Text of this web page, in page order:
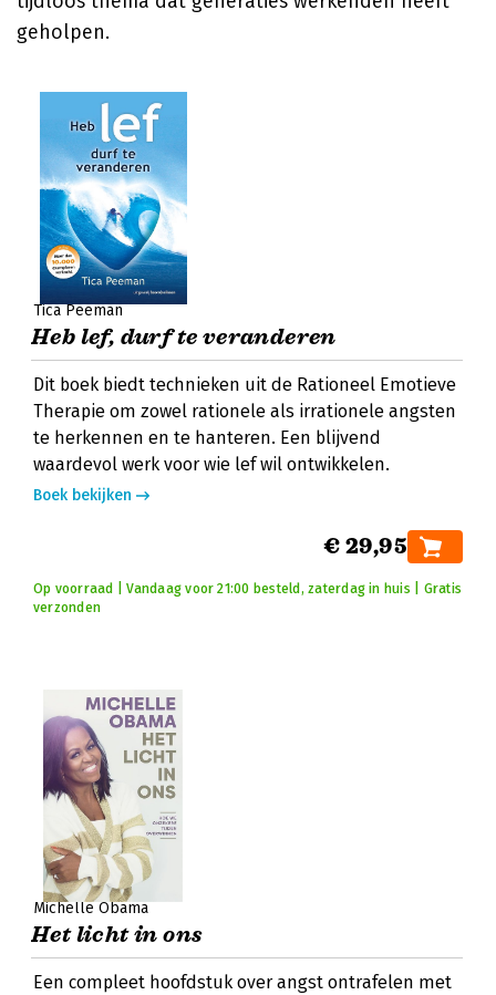
geholpen.
Tica Peeman
Heb lef, durf te veranderen
Dit boek biedt technieken uit de Rationeel Emotieve
Therapie om zowel rationele als irrationele angsten
te herkennen en te hanteren. Een blijvend
waardevol werk voor wie lef wil ontwikkelen.
Boek bekijken
€ 29,95
Op voorraad | Vandaag voor 21:00 besteld, zaterdag in huis | Gratis
verzonden
Michelle Obama
Het licht in ons
Een compleet hoofdstuk over angst ontrafelen met